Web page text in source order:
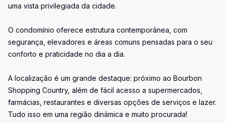
uma vista privilegiada da cidade.
O condomínio oferece estrutura contemporânea, com
segurança, elevadores e áreas comuns pensadas para o seu
conforto e praticidade no dia a dia.
A localização é um grande destaque: próximo ao Bourbon
Shopping Country, além de fácil acesso a supermercados,
farmácias, restaurantes e diversas opções de serviços e lazer.
Tudo isso em uma região dinâmica e muito procurada!